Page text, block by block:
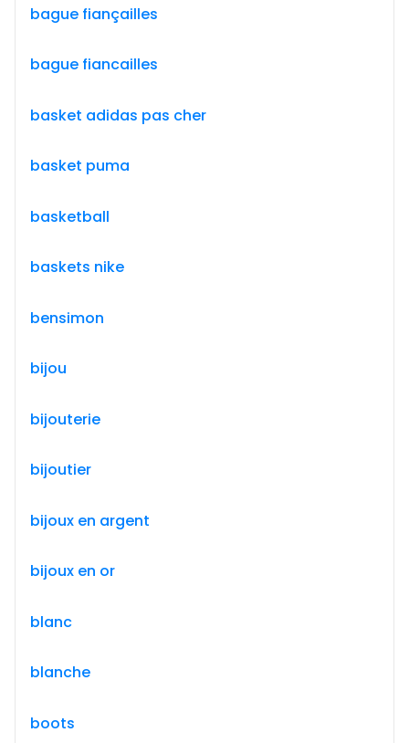
bague fiançailles
bague fiancailles
basket adidas pas cher
basket puma
basketball
baskets nike
bensimon
bijou
bijouterie
bijoutier
bijoux en argent
bijoux en or
blanc
blanche
boots